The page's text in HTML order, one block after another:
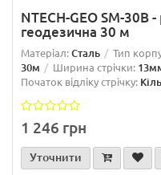
NTECH-GEO SM-30B
геодезична 30 м
Матеріал:Сталь Тип
30м Ширина стрічки:
Початок відліку стрічку:
1 246 грн
Уточнити